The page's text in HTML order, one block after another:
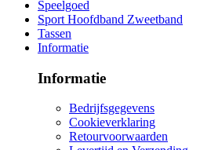
Speelgoed
Sport Hoofdband Zweetband
Tassen
Informatie
Informatie
Bedrijfsgegevens
Cookieverklaring
Retourvoorwaarden